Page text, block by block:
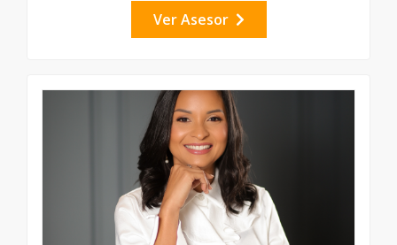
Ver Asesor